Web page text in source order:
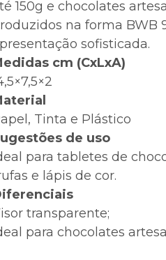
150g e chocolates
na forma BWB
sofisticada.
cm (CxLxA)
Tinta e Plástico
de uso
para tabletes de
e lápis de cor.
transparente;
para chocolates